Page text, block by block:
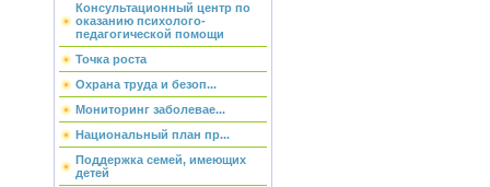
Консультационный центр по
оказанию психолого-
педагогической помощи
Точка роста
Охрана труда и безоп...
Мониторинг заболевае...
Национальный план пр...
Поддержка семей, имеющих
детей